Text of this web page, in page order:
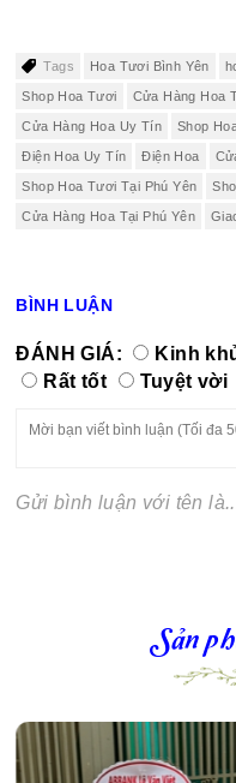
Tags Hoa Tươi Bình Yên
Shop Hoa Tươi Cửa Hàng Hoa
Cửa Hàng Hoa Uy Tín Shop
Điện Hoa Uy Tín Điện Hoa
Shop Hoa Tươi Tại Phú Yên
Cửa Hàng Hoa Tại Phú Yên
BÌNH LUẬN
ĐÁNH GIÁ: Kinh
Rất tốt
Tuyệt vời
Gửi bình luận với tên
Sản